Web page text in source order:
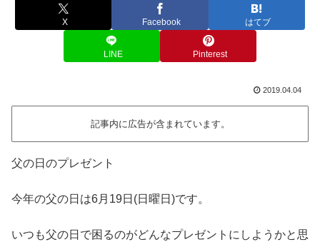
X Facebook はてブ
LINE Pinterest
2019.04.04
記事内に広告が含まれています。
父の日のプレゼント
今年の父の日は6月19日(日曜日)です。
いつも父の日で困るのがどんなプレゼントにしようかと思